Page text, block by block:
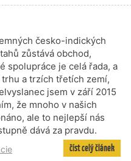
česko-indických
zůstává obchod,
spolupráce je celá řada, a
a trzích třetích zemí,
jsem v září 2015
že mnoho v našich
ale to nejlepší nás
dává za pravdu.
číst celý článek